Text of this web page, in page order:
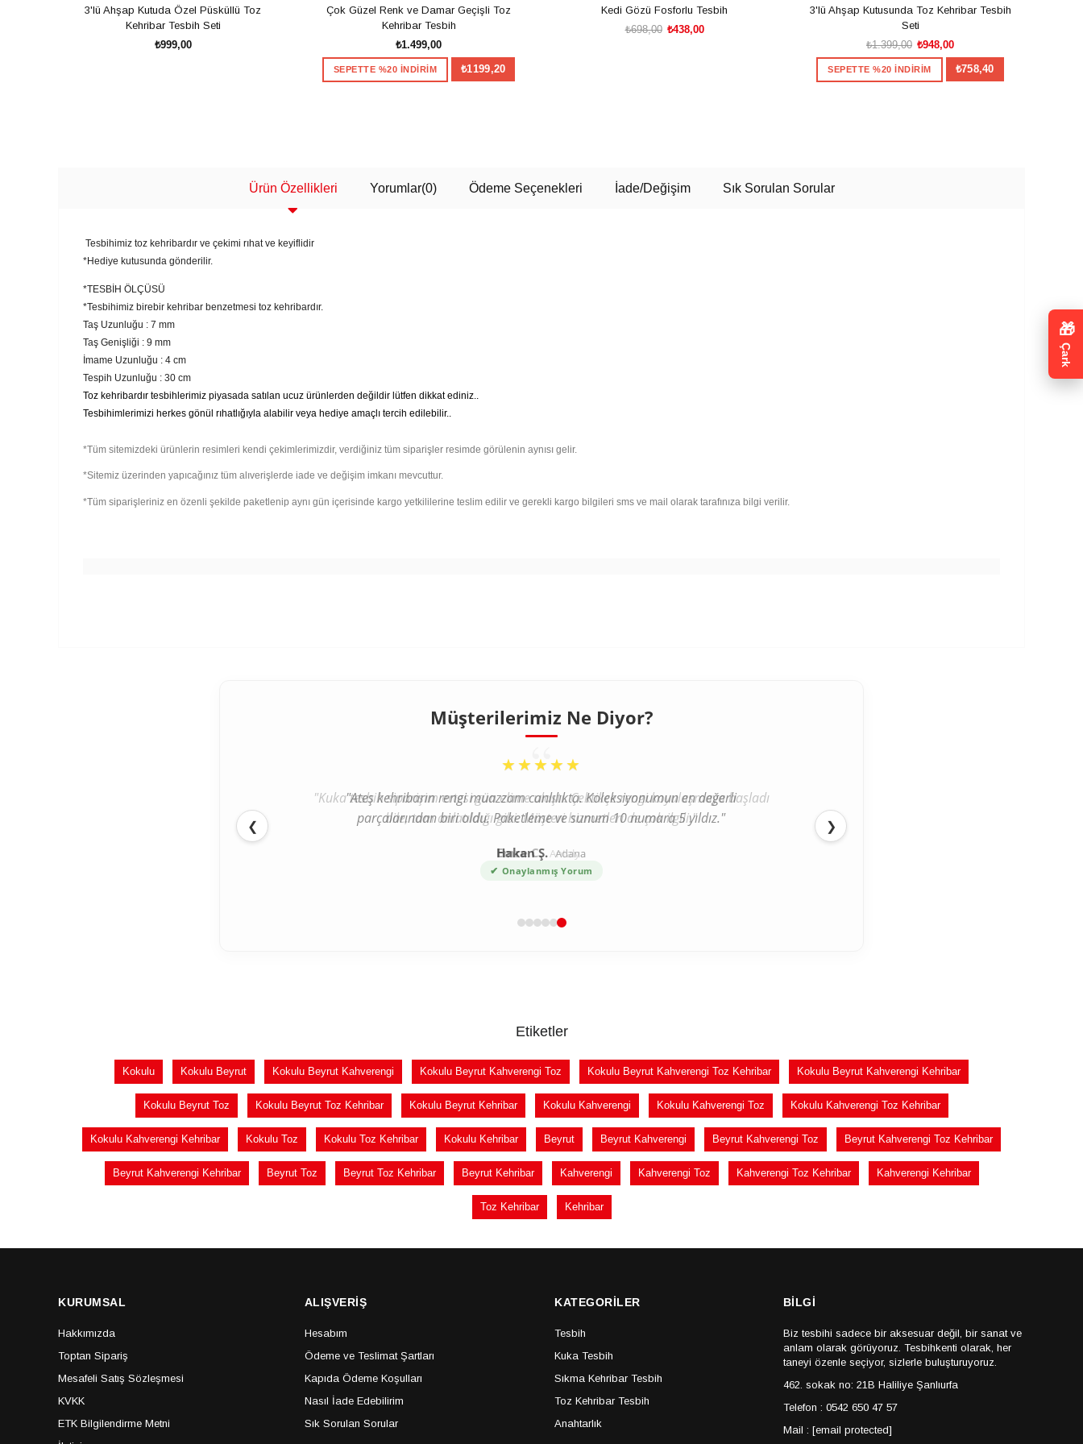
3'lü Ahşap Kutuda Özel Püsküllü Toz
Kehribar Tesbih Seti
₺999,00
Çok Güzel Renk ve Damar Geçişli Toz
Kehribar Tesbih
₺1.499,00
SEPETTE %20 İNDİRİM ₺1199,20
Kedi Gözü Fosforlu Tesbih
₺438,00
₺698,00
3'lü Ahşap Kutusunda Toz Kehribar Tesbih
Seti
₺948,00
₺1.399,00
SEPETTE %20 İNDİRİM ₺758,40
Ürün Özellikleri Yorumlar(0) Ödeme Seçenekleri İade/Değişim Sık Sorulan Sorular
Tesbihimiz toz kehribardır ve çekimi rıhat ve keyiflidir
*Hediye kutusunda gönderilir.
*TESBİH ÖLÇÜSÜ
*Tesbihimiz birebir kehribar benzetmesi toz kehribardır.
Taş Uzunluğu : 7 mm
Taş Genişliği : 9 mm
İmame Uzunluğu : 4 cm
Tespih Uzunluğu : 30 cm
Toz kehribardır tesbihlerimiz piyasada satılan ucuz ürünlerden değildir lütfen dikkat ediniz..
Tesbihimlerimizi herkes gönül rıhatlığıyla alabilir veya hediye amaçlı tercih edilebilir..
*Tüm sitemizdeki ürünlerin resimleri kendi çekimlerimizdir, verdiğiniz tüm siparişler resimde görülenin aynısı gelir.
*Sitemiz üzerinden yapıcağınız tüm alıverişlerde iade ve değişim imkanı mevcuttur.
*Tüm siparişleriniz en özenli şekilde paketlenip aynı gün içerisinde kargo yetkililerine teslim edilir ve gerekli kargo bilgileri sms ve mail olarak tarafınıza bilgi verilir.
Müşterilerimiz Ne Diyor?
❮
“
★★★★★
"Ateş kehribarın rengi muazzam canlılıkta. Koleksiyonumun en değerli
parçalarından biri oldu. Paketleme ve sunum 10 numara 5 yıldız."
Hakan Ş. Adana
✔ Onaylanmış Yorum
❯
Etiketler
Kokulu Kokulu Beyrut Kokulu Beyrut Kahverengi Kokulu Beyrut Kahverengi Toz Kokulu Beyrut Kahverengi Toz Kehribar Kokulu Beyrut Kahverengi Kehribar
Kokulu Beyrut Toz Kokulu Beyrut Toz Kehribar Kokulu Beyrut Kehribar Kokulu Kahverengi Kokulu Kahverengi Toz Kokulu Kahverengi Toz Kehribar
Kokulu Kahverengi Kehribar Kokulu Toz Kokulu Toz Kehribar Kokulu Kehribar Beyrut Beyrut Kahverengi Beyrut Kahverengi Toz Beyrut Kahverengi Toz Kehribar
Beyrut Kahverengi Kehribar Beyrut Toz Beyrut Toz Kehribar Beyrut Kehribar Kahverengi Kahverengi Toz Kahverengi Toz Kehribar Kahverengi Kehribar
Toz Kehribar Kehribar
KURUMSAL
Hakkımızda
Toptan Sipariş
Mesafeli Satış Sözleşmesi
KVKK
ETK Bilgilendirme Metni
ALIŞVERİŞ
Hesabım
Ödeme ve Teslimat Şartları
Kapıda Ödeme Koşulları
Nasıl İade Edebilirim
Sık Sorulan Sorular
KATEGORİLER
Tesbih
Kuka Tesbih
Sıkma Kehribar Tesbih
Toz Kehribar Tesbih
Anahtarlık
BİLGİ
Biz tesbihi sadece bir aksesuar değil, bir sanat ve
anlam olarak görüyoruz. Tesbihkenti olarak, her
taneyi özenle seçiyor, sizlerle buluşturuyoruz.
462. sokak no: 21B Haliliye Şanlıurfa
Telefon : 0542 650 47 57
Mail : [email protected]
🎁
Çark